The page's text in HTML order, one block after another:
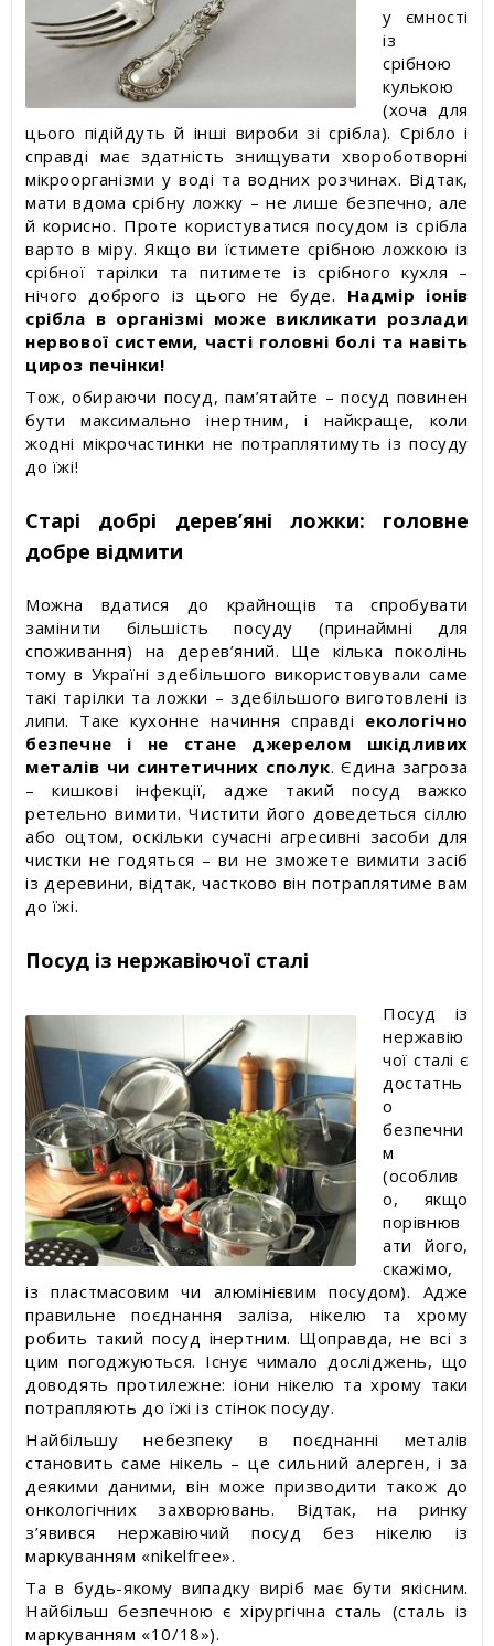
у ємності
із
срібною
кулькою
(хоча для
цього підійдуть й інші вироби зі срібла). Срібло і
справді має здатність знищувати хвороботворні
мікроорганізми у воді та водних розчинах. Відтак,
мати вдома срібну ложку – не лише безпечно, але
й корисно. Проте користуватися посудом із срібла
варто в міру. Якщо ви їстимете срібною ложкою із
срібної тарілки та питимете із срібного кухля –
нічого доброго із цього не буде. Надмір іонів
срібла в організмі може викликати розлади
нервової системи, часті головні болі та навіть
цироз печінки!
Тож, обираючи посуд, пам’ятайте – посуд повинен
бути максимально інертним, і найкраще, коли
жодні мікрочастинки не потраплятимуть із посуду
до їжі!
Старі добрі дерев’яні ложки: головне
добре відмити
Можна вдатися до крайнощів та спробувати
замінити більшість посуду (принаймні для
споживання) на дерев’яний. Ще кілька поколінь
тому в Україні здебільшого використовували саме
такі тарілки та ложки – здебільшого виготовлені із
липи. Таке кухонне начиння справді екологічно
безпечне і не стане джерелом шкідливих
металів чи синтетичних сполук. Єдина загроза
– кишкові інфекції, адже такий посуд важко
ретельно вимити. Чистити його доведеться сіллю
або оцтом, оскільки сучасні агресивні засоби для
чистки не годяться – ви не зможете вимити засіб
із деревини, відтак, частково він потраплятиме вам
до їжі.
Посуд із нержавіючої сталі
Посуд із
нержавію
чої сталі є
достатнь
о
безпечни
м
(особлив
о, якщо
порівнюв
ати його,
скажімо,
із пластмасовим чи алюмінієвим посудом). Адже
правильне поєднання заліза, нікелю та хрому
робить такий посуд інертним. Щоправда, не всі з
цим погоджуються. Існує чимало досліджень, що
доводять протилежне: іони нікелю та хрому таки
потрапляють до їжі із стінок посуду.
Найбільшу небезпеку в поєднанні металів
становить саме нікель – це сильний алерген, і за
деякими даними, він може призводити також до
онкологічних захворювань. Відтак, на ринку
з’явився нержавіючий посуд без нікелю із
маркуванням «nikelfгee».
Та в будь-якому випадку виріб має бути якісним.
Найбільш безпечною є хірургічна сталь (сталь із
маркуванням «10/18»).